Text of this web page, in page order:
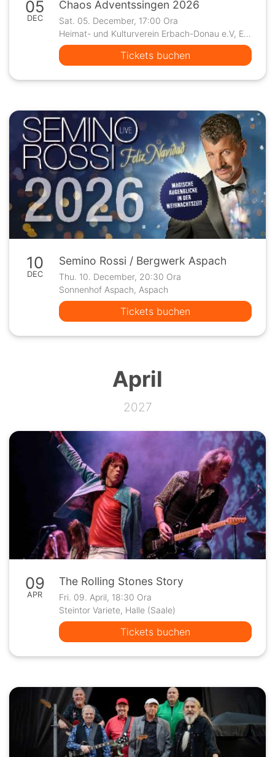
05
DEC
Chaos Adventssingen 2026
Sat. 05. December, 17:00 Ora
Heimat- und Kulturverein Erbach-Donau e.V, Erbach
Tickets buchen
10
DEC
Semino Rossi / Bergwerk Aspach
Thu. 10. December, 20:30 Ora
Sonnenhof Aspach, Aspach
Tickets buchen
April
2027
09
APR
The Rolling Stones Story
Fri. 09. April, 18:30 Ora
Steintor Variete, Halle (Saale)
Tickets buchen